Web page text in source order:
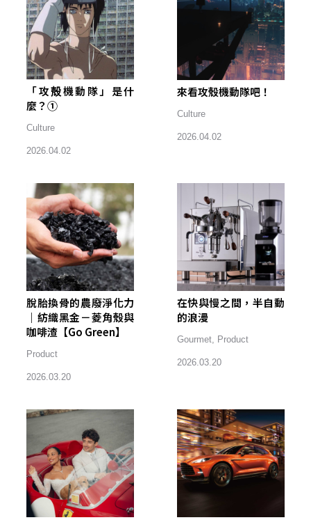
「攻殻機動隊」是什
麼？①
Culture
2026.04.02
來看攻殼機動隊吧！
Culture
2026.04.02
脫胎換骨的農廢淨化力
｜紡織黑金－菱角殼與
咖啡渣【Go Green】
Product
2026.03.20
在快與慢之間，半自動
的浪漫
Gourmet, Product
2026.03.20